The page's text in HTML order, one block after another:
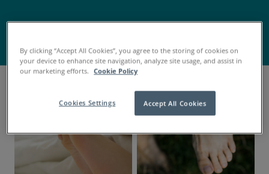
By clicking “Accept All Cookies”, you agree to the storing of cookies on
your device to enhance site navigation, analyze site usage, and assist in
our marketing efforts.
Cookie Policy
Accept All Cookies
Cookies Settings